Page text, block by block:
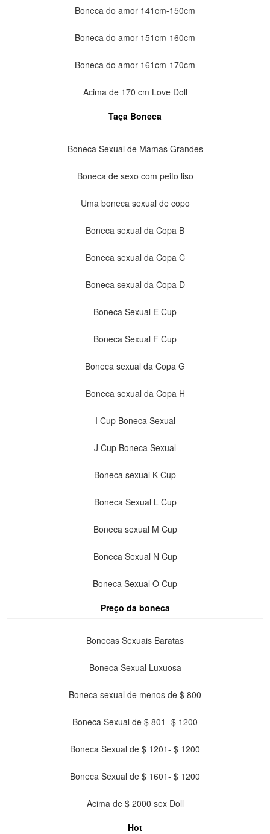
Boneca do amor 141cm-150cm
Boneca do amor 151cm-160cm
Boneca do amor 161cm-170cm
Acima de 170 cm Love Doll
Taça Boneca
Boneca Sexual de Mamas Grandes
Boneca de sexo com peito liso
Uma boneca sexual de copo
Boneca sexual da Copa B
Boneca sexual da Copa C
Boneca sexual da Copa D
Boneca Sexual E Cup
Boneca Sexual F Cup
Boneca sexual da Copa G
Boneca sexual da Copa H
I Cup Boneca Sexual
J Cup Boneca Sexual
Boneca sexual K Cup
Boneca Sexual L Cup
Boneca sexual M Cup
Boneca Sexual N Cup
Boneca Sexual O Cup
Preço da boneca
Bonecas Sexuais Baratas
Boneca Sexual Luxuosa
Boneca sexual de menos de $ 800
Boneca Sexual de $ 801- $ 1200
Boneca Sexual de $ 1201- $ 1200
Boneca Sexual de $ 1601- $ 1200
Acima de $ 2000 sex Doll
Hot